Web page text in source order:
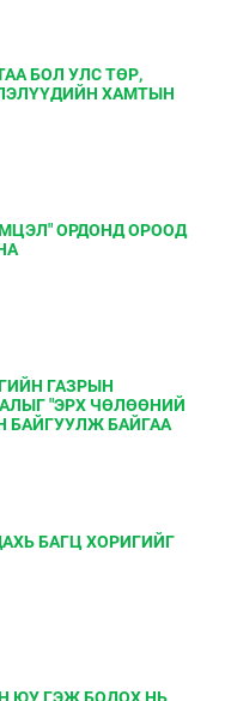
БОЛ УЛС ТӨР,
ХАМТЫН
ОРДОНД ОРООД
ГАЗРЫН
"ЭРХ ЧӨЛӨӨНИЙ
БАЙГУУЛЖ БАЙГАА
БАГЦ ХОРИГИЙГ